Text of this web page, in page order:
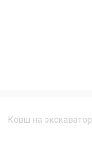
Ковш на экскаватор